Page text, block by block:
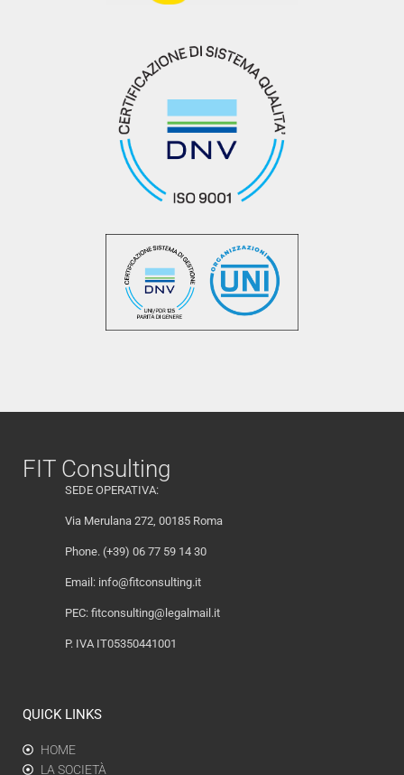
FIT Consulting
SEDE OPERATIVA:
Via Merulana 272, 00185 Roma
Phone. (+39) 06 77 59 14 30
Email: info@fitconsulting.it
PEC: fitconsulting@legalmail.it
P. IVA IT05350441001
QUICK LINKS
HOME
LA SOCIETÀ